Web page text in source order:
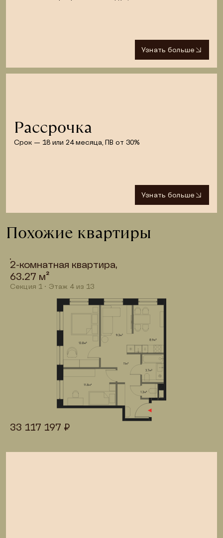
Узнать больше
Рассрочка
Срок — 18 или 24 месяца, ПВ от 30%
Узнать больше
Похожие квартиры
2-комнатная квартира,
63.27 м²
Секция 1 · Этаж 4 из 13
33 117 197 ₽